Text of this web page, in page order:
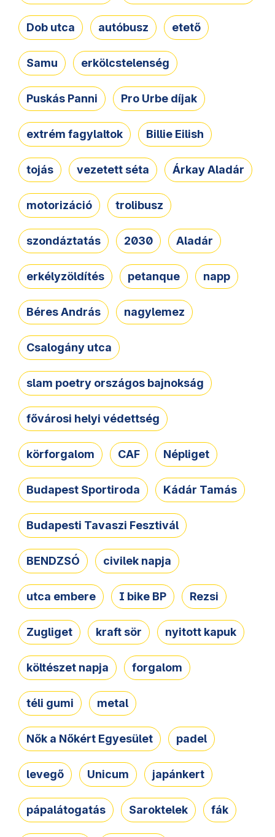
Dob utca autóbusz etető
Samu erkölcstelenség
Puskás Panni Pro Urbe díjak
extrém fagylaltok Billie Eilish
tojás vezetett séta Árkay Aladár
motorizáció trolibusz
szondáztatás 2030 Aladár
erkélyzöldítés petanque napp
Béres András nagylemez
Csalogány utca
slam poetry országos bajnokság
fővárosi helyi védettség
körforgalom CAF Népliget
Budapest Sportiroda Kádár Tamás
Budapesti Tavaszi Fesztivál
BENDZSÓ civilek napja
utca embere I bike BP Rezsi
Zugliget kraft sör nyitott kapuk
költészet napja forgalom
téli gumi metal
Nők a Nőkért Egyesület padel
levegő Unicum japánkert
pápalátogatás Saroktelek fák